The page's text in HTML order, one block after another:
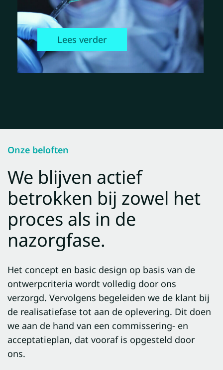
Lees verder
Onze beloften
We blijven actief
betrokken bij zowel het
proces als in de
nazorgfase.
Het concept en basic design op basis van de
ontwerpcriteria wordt volledig door ons
verzorgd. Vervolgens begeleiden we de klant bij
de realisatiefase tot aan de oplevering. Dit doen
we aan de hand van een commissering- en
acceptatieplan, dat vooraf is opgesteld door
ons.